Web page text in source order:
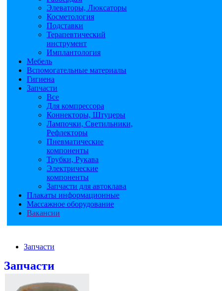
Элеваторы, Люксаторы
Косметология
Подставки
Терапевтический
инструмент
Имплантология
Мебель
Вспомогательные материалы
Гигиена
Запчасти
Все
Для компрессора
Коннекторы, Штуцеры
Лампочки, Светильники,
Рефлекторы
Пневматические
компоненты
Трубки, Рукава
Электрические
компоненты
Запчасти для автоклава
Плакаты информационные
Массажное оборудование
Вакансии
Запчасти
Запчасти